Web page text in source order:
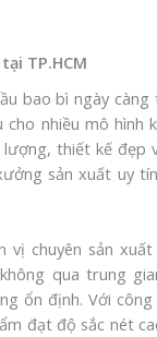
TP.HCM
bao bì ngày
nhiều mô hình
thiết kế đẹp
sản xuất uy
vị chuyên sản xuất
qua trung
ổn định. Với
đạt độ sắc nét